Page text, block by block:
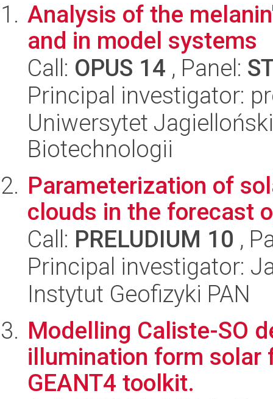
Analysis of the
and in model systems
Call: OPUS 14 , Panel:
Principal investigator:
Uniwersytet
Biotechnologii
Parameterization of
clouds in the forecast
Call: PRELUDIUM 10 ,
Principal investigator:
Instytut Geofizyki PAN
Modelling Caliste-SO
illumination form solar
GEANT4 toolkit.